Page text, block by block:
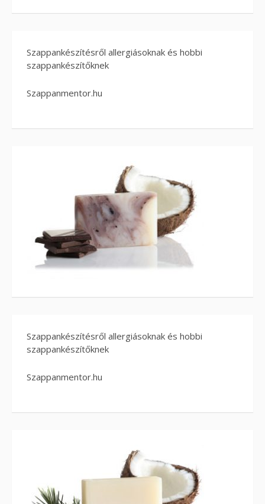
Szappankészítésről allergiásoknak és hobbi
szappankészítőknek
Szappanmentor.hu
Szappankészítésről allergiásoknak és hobbi
szappankészítőknek
Szappanmentor.hu